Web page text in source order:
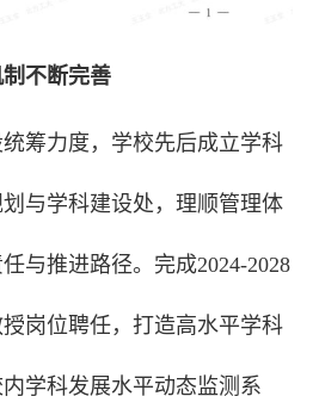
不断完善
筹力度，学校先后成立学科
与学科建设处，理顺管理体
与推进路径。完成2024-2028
岗位聘任，打造高水平学科
学科发展水平动态监测系